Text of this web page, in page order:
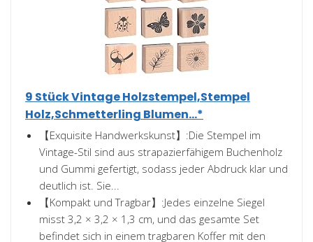
9 Stück Vintage Holzstempel,Stempel
Holz,Schmetterling Blumen...*
【Exquisite Handwerkskunst】:Die Stempel im
Vintage-Stil sind aus strapazierfähigem Buchenholz
und Gummi gefertigt, sodass jeder Abdruck klar und
deutlich ist. Sie...
【Kompakt und Tragbar】:Jedes einzelne Siegel
misst 3,2 × 3,2 × 1,3 cm, und das gesamte Set
befindet sich in einem tragbaren Koffer mit den